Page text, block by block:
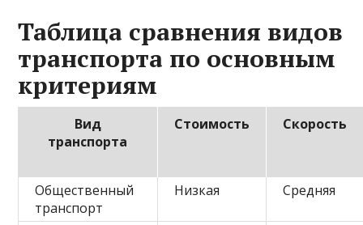
Таблица сравнения видов
транспорта по основным
критериям
Вид
транспорта
Стоимость Скорость
Общественный
транспорт
Низкая Средняя